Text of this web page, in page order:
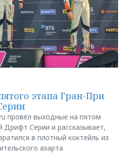
этапа Гран-При
провёл выходные на пятом
Дрифт Серии и рассказывает,
в плотный коктейль из
азарта